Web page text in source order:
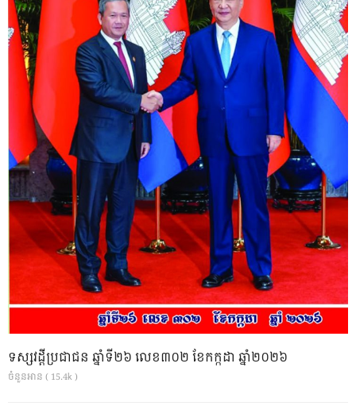
ទស្សវដ្តីប្រជាជន ឆ្នាំទី២៦ លេខ៣០២ ខែកក្កដា ឆ្នាំ២០២៦
ចំនួនអាន ( 15.4k )